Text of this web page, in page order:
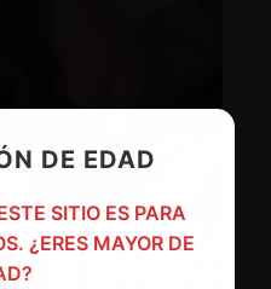
DE EDAD
SITIO ES PARA
¿ERES MAYOR DE